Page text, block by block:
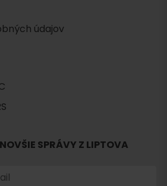
údajov
SPRÁVY Z LIPTOVA